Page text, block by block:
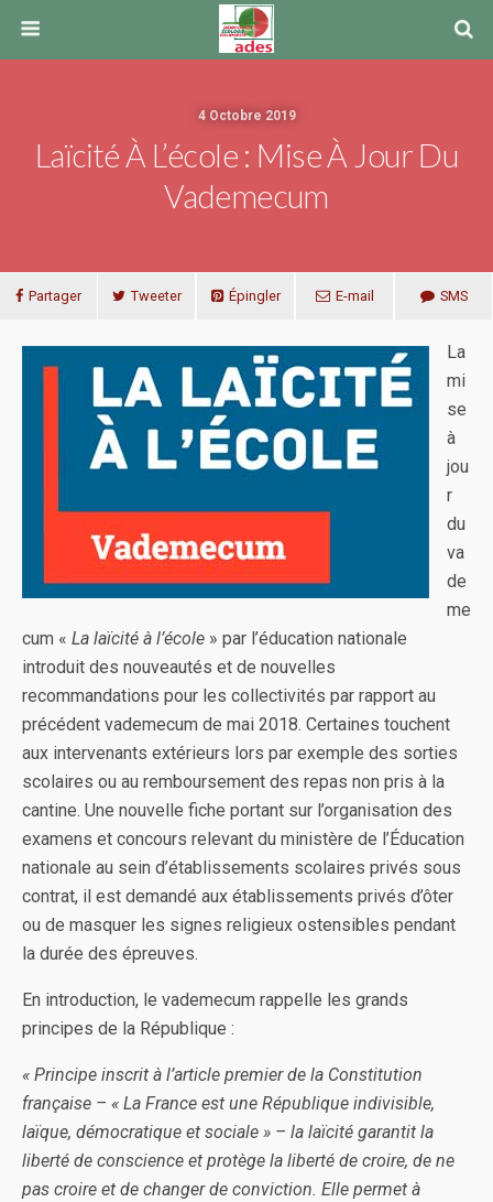
4 Octobre 2019
Laïcité À L’école : Mise À Jour Du
Vademecum
Partager Tweeter Épingler E-mail SMS
La
mi
se
à
jou
r
du
va
de
me
cum « La laïcité à l’école » par l’éducation nationale
introduit des nouveautés et de nouvelles
recommandations pour les collectivités par rapport au
précédent vademecum de mai 2018. Certaines touchent
aux intervenants extérieurs lors par exemple des sorties
scolaires ou au remboursement des repas non pris à la
cantine. Une nouvelle fiche portant sur l’organisation des
examens et concours relevant du ministère de l’Éducation
nationale au sein d’établissements scolaires privés sous
contrat, il est demandé aux établissements privés d’ôter
ou de masquer les signes religieux ostensibles pendant
la durée des épreuves.
En introduction, le vademecum rappelle les grands
principes de la République :
« Principe inscrit à l’article premier de la Constitution
française – « La France est une République indivisible,
laïque, démocratique et sociale » – la laïcité garantit la
liberté de conscience et protège la liberté de croire, de ne
pas croire et de changer de conviction. Elle permet à